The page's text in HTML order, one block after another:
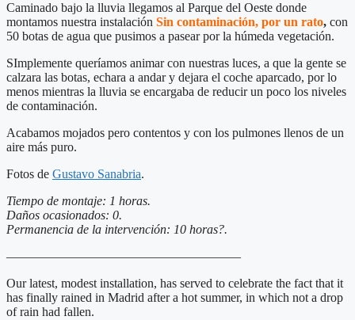
Caminado bajo la lluvia llegamos al Parque del Oeste donde
montamos nuestra instalación Sin contaminación, por un rato, con
50 botas de agua que pusimos a pasear por la húmeda vegetación.
SImplemente queríamos animar con nuestras luces, a que la gente se
calzara las botas, echara a andar y dejara el coche aparcado, por lo
menos mientras la lluvia se encargaba de reducir un poco los niveles
de contaminación.
Acabamos mojados pero contentos y con los pulmones llenos de un
aire más puro.
Fotos de Gustavo Sanabria.
Tiempo de montaje: 1 horas.
Daños ocasionados: 0.
Permanencia de la intervención: 10 horas?.
——————————————————–
Our latest, modest installation, has served to celebrate the fact that it
has finally rained in Madrid after a hot summer, in which not a drop
of rain had fallen.